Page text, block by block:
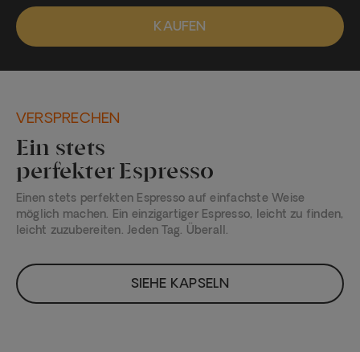
KAUFEN
VERSPRECHEN
Ein stets
perfekter Espresso
Einen stets perfekten Espresso auf einfachste Weise
möglich machen. Ein einzigartiger Espresso, leicht zu finden,
leicht zuzubereiten. Jeden Tag. Überall.
SIEHE KAPSELN